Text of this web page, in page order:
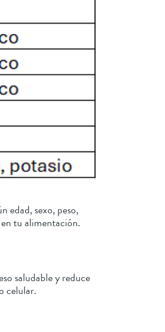
edad, sexo, peso,
tu alimentación.
saludable y reduce
celular.